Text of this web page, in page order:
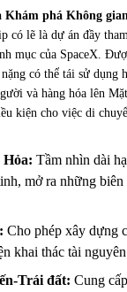
phá Không
có lẽ là dự án đầy
mục của SpaceX.
có thể tái sử dụng
và hàng hóa lên
kiện cho việc di
Hỏa: Tầm nhìn dài
mở ra những
Cho phép xây dựng
khai thác tài
Trái đất: Cung